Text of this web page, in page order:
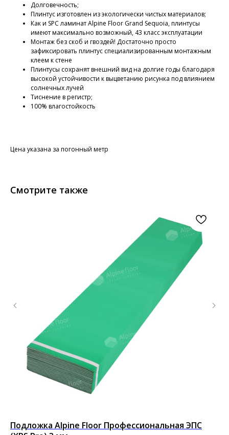
Долговечность;
Плинтус изготовлен из экологически чистых материалов;
Как и SPC ламинат Alpine Floor Grand Sequoia, плинтусы
имеют максимально возможный, 43 класс эксплуатации
Монтаж без скоб и гвоздей! Достаточно просто
зафиксировать плинтус специализированным монтажным
клеем к стене
Плинтусы сохранят внешний вид на долгие годы благодаря
высокой устойчивости к выцветанию рисунка под влиянием
солнечных лучей
Тиснение в регистр;
100% влагостойкость
Цена указана за погонный метр
Смотрите также
Подложка Alpine Floor Профессиональная ЭПС